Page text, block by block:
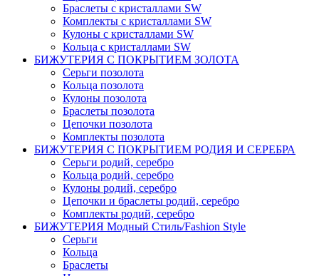
Браслеты с кристаллами SW
Комплекты c кристаллами SW
Кулоны с кристаллами SW
Кольца с кристаллами SW
БИЖУТЕРИЯ С ПОКРЫТИЕМ ЗОЛОТА
Серьги позолота
Кольца позолота
Кулоны позолота
Браслеты позолота
Цепочки позолота
Комплекты позолота
БИЖУТЕРИЯ С ПОКРЫТИЕМ РОДИЯ И СЕРЕБРА
Серьги родий, серебро
Кольца родий, серебро
Кулоны родий, серебро
Цепочки и браслеты родий, серебро
Комплекты родий, серебро
БИЖУТЕРИЯ Модный Стиль/Fashion Style
Серьги
Кольца
Браслеты